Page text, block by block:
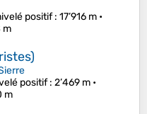
positif: 17’916 m •
m
positif: 2’469 m •
m